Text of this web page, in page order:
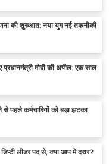
की शुरुआत: नया युग नई तकनीकी
प्रधानमंत्री मोदी की अपील: एक साल
पहले कर्मचारियों को बड़ा झटका
लीडर पद से, क्या आप में दरार?